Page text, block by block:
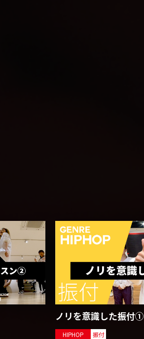
ノリを意識した振付①
HIPHOP 振付